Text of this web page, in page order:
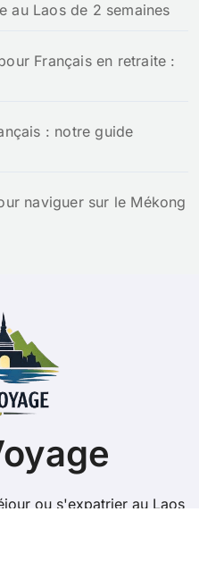
au Laos de 2 semaines
Français en retraite :
: notre guide
naviguer sur le Mékong
ou s'expatrier au Laos